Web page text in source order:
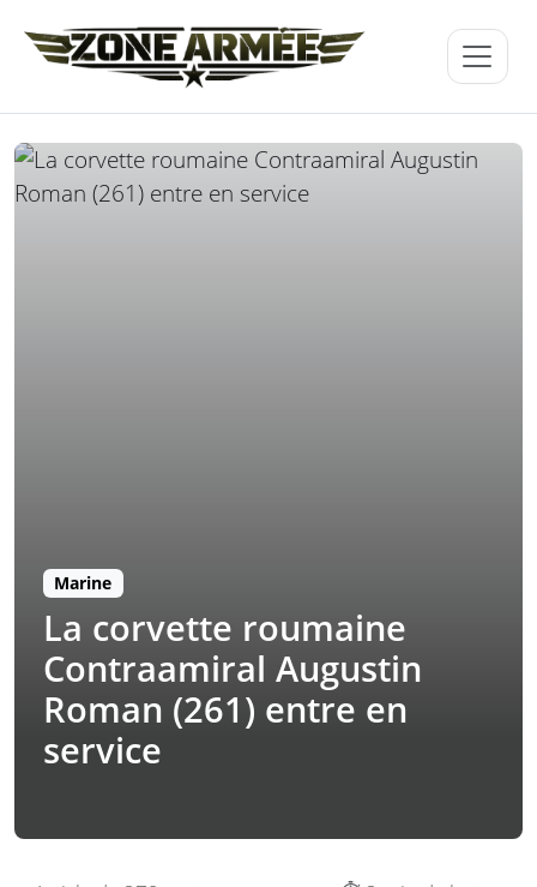
Marine
La corvette roumaine
Contraamiral Augustin
Roman (261) entre en
service